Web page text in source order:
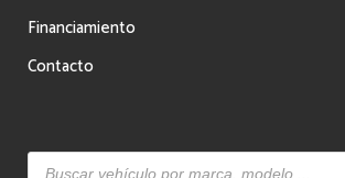
Financiamiento
Contacto
Búsqueda